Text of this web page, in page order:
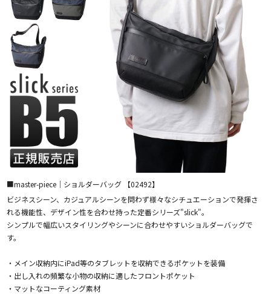
■master-piece｜ショルダーバッグ 【02492】
ビジネスシーン、カジュアルシーンを問わず様々なシチュエーションで発揮さ
れる機能性、デザイン性を合わせ持った定番シリーズ"slick"。
シンプルで幅広いスタイリングやシーンに合わせやすいショルダーバッグで
す。
・メイン収納内にiPad等のタブレットを収納できるポケットを装備
・出し入れの頻繁な小物の収納に適したフロントポケット
・マットなコーティング素材